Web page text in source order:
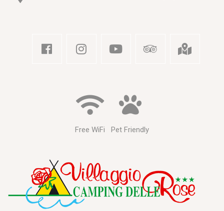
Free WiFi Pet Friendly